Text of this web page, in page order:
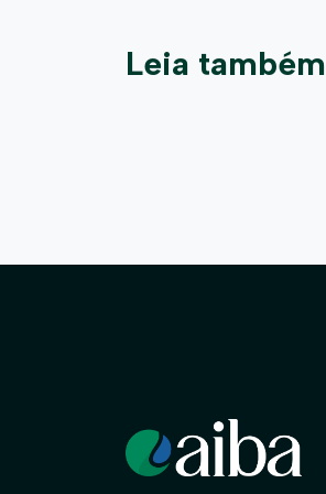
Leia também